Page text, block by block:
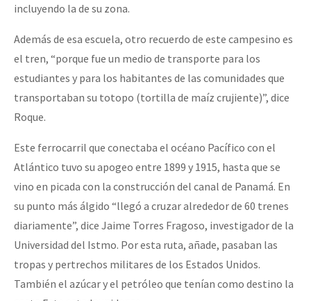
Otras secciones
Semillero Guerra contra la Humanidad. (Las poblaciones y
la naturaleza bajo asedio)
Medios Libres
COVID-19
Eventos
incluyendo la de su zona.
Además de esa escuela, otro recuerdo de este campesino es
el tren, “porque fue un medio de transporte para los
estudiantes y para los habitantes de las comunidades que
transportaban su totopo (tortilla de maíz crujiente)”, dice
Roque.
Este ferrocarril que conectaba el océano Pacífico con el
Atlántico tuvo su apogeo entre 1899 y 1915, hasta que se
vino en picada con la construcción del canal de Panamá. En
su punto más álgido “llegó a cruzar alrededor de 60 trenes
diariamente”, dice Jaime Torres Fragoso, investigador de la
Universidad del Istmo. Por esta ruta, añade, pasaban las
tropas y pertrechos militares de los Estados Unidos.
También el azúcar y el petróleo que tenían como destino la